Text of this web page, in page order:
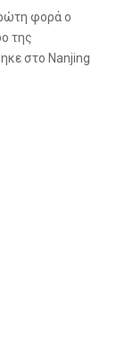
φορά ο
της
στο Nanjing